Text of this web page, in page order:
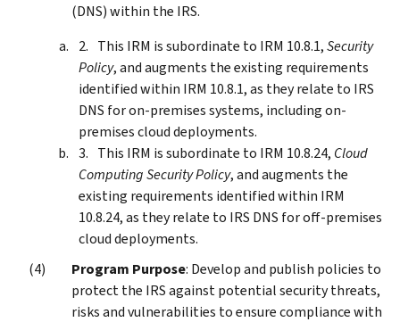
(DNS) within the IRS.
This IRM is subordinate to IRM 10.8.1,Security
Policy, and augments the existing requirements
identified within IRM 10.8.1, as they relate to IRS
DNS for on-premises systems, including on-
premises cloud deployments.
This IRM is subordinate to IRM 10.8.24, Cloud
Computing Security Policy, and augments the
existing requirements identified within IRM
10.8.24, as they relate to IRS DNS for off-premises
cloud deployments.
Program Purpose: Develop and publish policies to
protect the IRS against potential security threats,
risks and vulnerabilities to ensure compliance with